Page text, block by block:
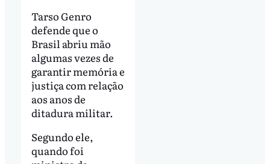
Tarso Genro
defende que o
Brasil abriu mão
algumas vezes de
garantir memória e
justiça com relação
aos anos de
ditadura militar.
Segundo ele,
quando foi